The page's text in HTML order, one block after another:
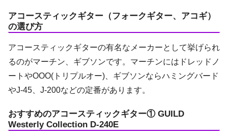
アコースティックギター（フォークギター、アコギ）
の選び方
アコースティックギターの有名なメーカーとして挙げられ
るのがマーチン、ギブソンです。マーチンにはドレッドノ
ートやOOO(トリプルオー)、ギブソンならハミングバード
やJ-45、J-200などの定番があります。
おすすめのアコースティックギター① GUILD
Westerly Collection D-240E